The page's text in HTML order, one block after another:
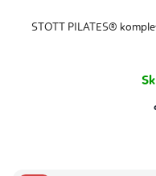
STOTT PILATES®